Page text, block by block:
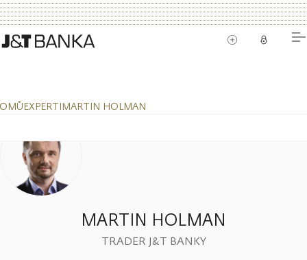
EXPERTIMARTIN HOLMAN
MARTIN HOLMAN
TRADER J&T BANKY